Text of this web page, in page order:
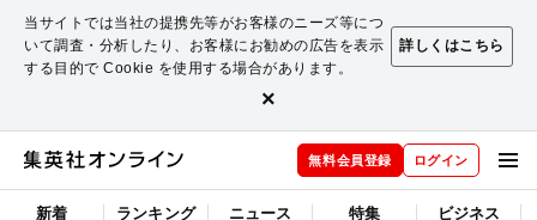
当サイトでは当社の提携先等がお客様のニーズ等につ
いて調査・分析したり、お客様にお勧めの広告を表示
する目的で Cookie を使用する場合があります。
詳しくはこちら
×
無料会員登録 ログイン
新着 ランキング ニュース 特集 ビジネス